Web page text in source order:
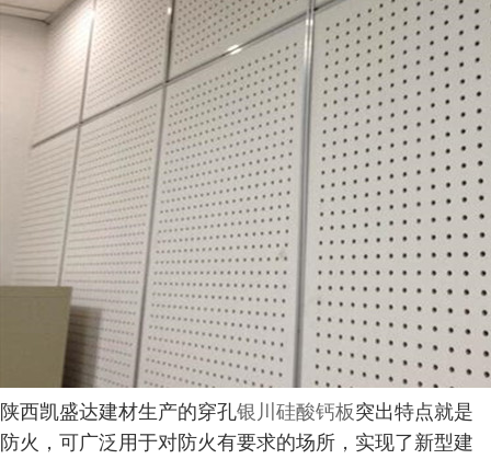
陕西凯盛达建材生产的穿孔银川硅酸钙板突出特点就是
防火，可广泛用于对防火有要求的场所，实现了新型建